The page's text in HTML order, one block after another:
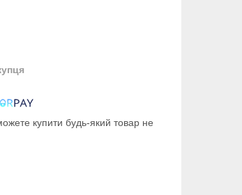
купити будь-який товар не